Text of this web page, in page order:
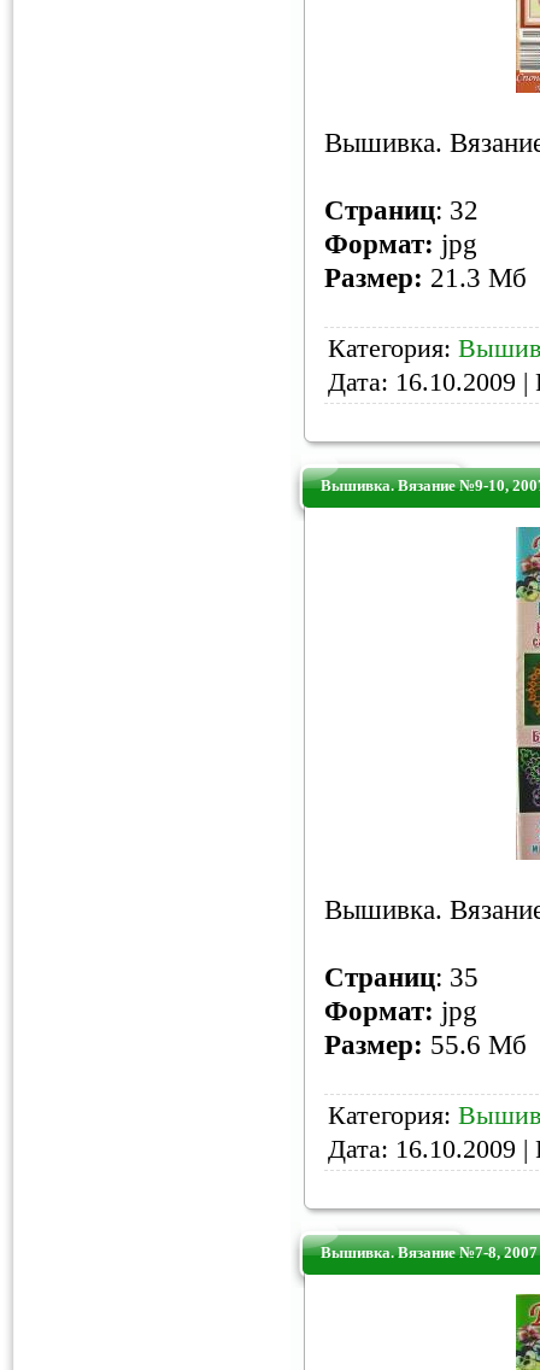
Вышивка.
Страниц: 32
Формат: jpg
Размер: 21.3 Мб
Категория:
Дата: 16.10.2009 |
Вышивка. Вязание №9-10,
Вышивка.
Страниц: 35
Формат: jpg
Размер: 55.6 Мб
Категория:
Дата: 16.10.2009 |
Вышивка. Вязание №7-8, 2007